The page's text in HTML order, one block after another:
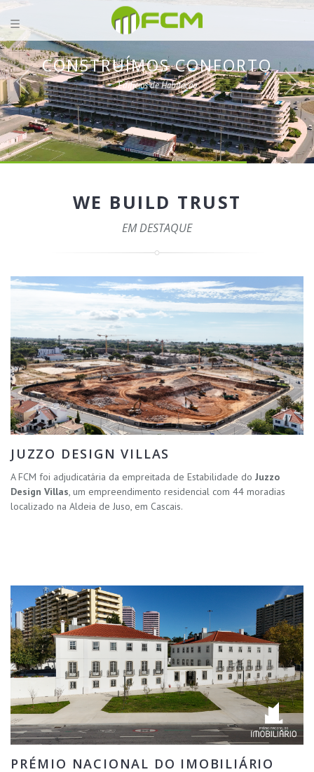
CONSTRUÍMOS CONFORTO
Edifícios de Habitação
WE BUILD TRUST
EM DESTAQUE
JUZZO DESIGN VILLAS
A FCM foi adjudicatária da empreitada de Estabilidade do Juzzo
Design Villas, um empreendimento residencial com 44 moradias
localizado na Aldeia de Juso, em Cascais.
PRÉMIO NACIONAL DO IMOBILIÁRIO